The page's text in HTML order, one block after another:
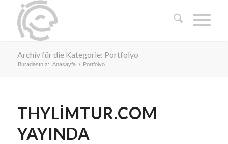
Archiv für die Kategorie: Portfolyo
Buradasınız: Anasayfa / Portfolyo
THYLIMTUR.COM
YAYINDA